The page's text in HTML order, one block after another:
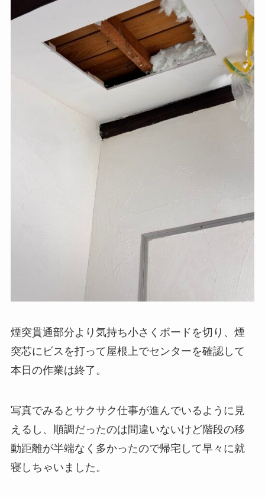
煙突貫通部分より気持ち小さくボードを切り、煙
突芯にビスを打って屋根上でセンターを確認して
本日の作業は終了。
写真でみるとサクサク仕事が進んでいるように見
えるし、順調だったのは間違いないけど階段の移
動距離が半端なく多かったので帰宅して早々に就
寝しちゃいました。